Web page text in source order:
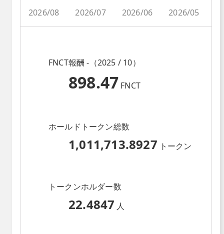
2026/08 2026/07 2026/06 2026/05
FNCT報酬 -（2025 / 10）
898.47 FNCT
ホールドトークン総数
1,011,713.8927 トークン
トークンホルダー数
22.4847 人